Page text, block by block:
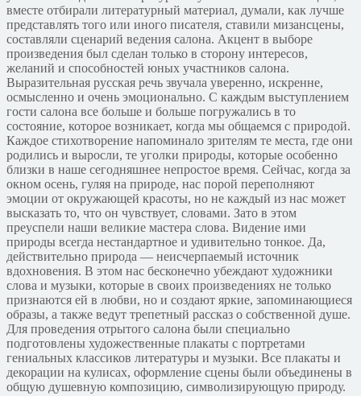
вместе отбирали литературный материал, думали, как лучше
представлять того или иного писателя, ставили мизансцены,
составляли сценарий ведения салона. Акцент в выборе
произведения был сделан только в сторону интересов,
желаний и способностей юных участников салона.
Выразительная русская речь звучала уверенно, искренне,
осмысленно и очень эмоционально. С каждым выступлением
гости салона все больше и больше погружались в то
состояние, которое возникает, когда мы общаемся с природой.
Каждое стихотворение напоминало зрителям те места, где они
родились и выросли, те уголки природы, которые особенно
близки в наше сегодняшнее непростое время. Сейчас, когда за
окном осень, гуляя на природе, нас порой переполняют
эмоции от окружающей красоты, но не каждый из нас может
высказать то, что он чувствует, словами. Зато в этом
преуспели наши великие мастера слова. Видение ими
природы всегда нестандартное и удивительно тонкое. Да,
действительно природа — неисчерпаемый источник
вдохновения. В этом нас бесконечно убеждают художники
слова и музыки, которые в своих произведениях не только
признаются ей в любви, но и создают яркие, запоминающиеся
образы, а также ведут трепетный рассказ о собственной душе.
Для проведения отрытого салона были специально
подготовлены художественные плакаты с портретами
гениальных классиков литературы и музыки. Все плакаты и
декорации на кулисах, оформление сцены были объединены в
общую душевную композицию, символизирующую природу.